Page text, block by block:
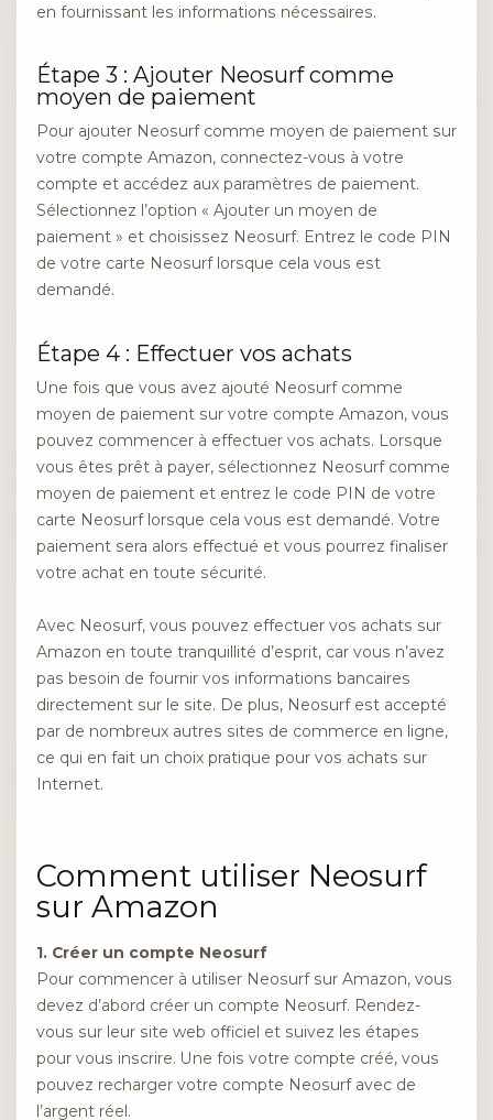
en fournissant les informations nécessaires.
Étape 3 : Ajouter Neosurf comme
moyen de paiement
Pour ajouter Neosurf comme moyen de paiement sur
votre compte Amazon, connectez-vous à votre
compte et accédez aux paramètres de paiement.
Sélectionnez l’option « Ajouter un moyen de
paiement » et choisissez Neosurf. Entrez le code PIN
de votre carte Neosurf lorsque cela vous est
demandé.
Étape 4 : Effectuer vos achats
Une fois que vous avez ajouté Neosurf comme
moyen de paiement sur votre compte Amazon, vous
pouvez commencer à effectuer vos achats. Lorsque
vous êtes prêt à payer, sélectionnez Neosurf comme
moyen de paiement et entrez le code PIN de votre
carte Neosurf lorsque cela vous est demandé. Votre
paiement sera alors effectué et vous pourrez finaliser
votre achat en toute sécurité.
Avec Neosurf, vous pouvez effectuer vos achats sur
Amazon en toute tranquillité d’esprit, car vous n’avez
pas besoin de fournir vos informations bancaires
directement sur le site. De plus, Neosurf est accepté
par de nombreux autres sites de commerce en ligne,
ce qui en fait un choix pratique pour vos achats sur
Internet.
Comment utiliser Neosurf
sur Amazon
1. Créer un compte Neosurf
Pour commencer à utiliser Neosurf sur Amazon, vous
devez d’abord créer un compte Neosurf. Rendez-
vous sur leur site web officiel et suivez les étapes
pour vous inscrire. Une fois votre compte créé, vous
pouvez recharger votre compte Neosurf avec de
l’argent réel.